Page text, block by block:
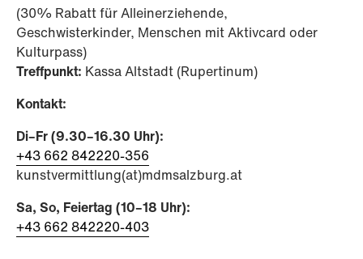
(30% Rabatt für Alleinerziehende,
Geschwisterkinder, Menschen mit Aktivcard oder
Kulturpass)
Treffpunkt: Kassa Altstadt (Rupertinum)
Kontakt:
Di–Fr (9.30–16.30 Uhr):
+43 662 842220-356
kunstvermittlung(at)mdmsalzburg.at
Sa, So, Feiertag (10–18 Uhr):
+43 662 842220-403